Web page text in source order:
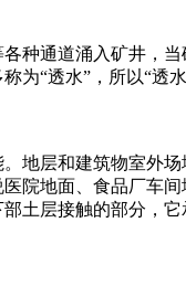
种通道涌入矿井，
为“透水”，所以“透
。地层和建筑物室外
院地面、食品厂车
土层接触的部分，